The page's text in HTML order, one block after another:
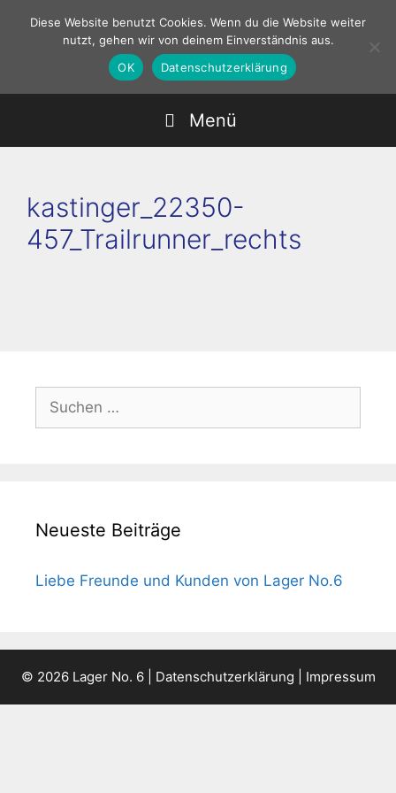
Inhalt
Menü
kastinger_22350-
457_Trailrunner_rechts
nach:
Neueste Beiträge
Liebe Freunde und Kunden von Lager No.6
© 2026 Lager No. 6 | Datenschutzerklärung Impressum
Diese Website benutzt Cookies. Wenn du die Website weiter
nutzt, gehen wir von deinem Einverständnis aus.
OK
Datenschutzerklärung